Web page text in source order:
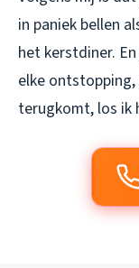
in paniek bellen
het kerstdiner.
elke
terugkomt, los ik